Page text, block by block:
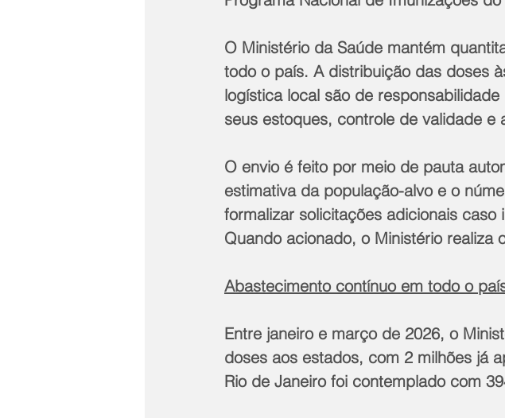
O Ministério da Saúde mantém
todo o país. A distribuição das doses
logística local são de
seus estoques, controle de validade e
O envio é feito por meio de pauta
estimativa da população-alvo e o
formalizar solicitações adicionais
Quando acionado, o Ministério realiza
Abastecimento contínuo em todo o
Entre janeiro e março de 2026, o
doses aos estados, com 2 milhões já
Rio de Janeiro foi contemplado com